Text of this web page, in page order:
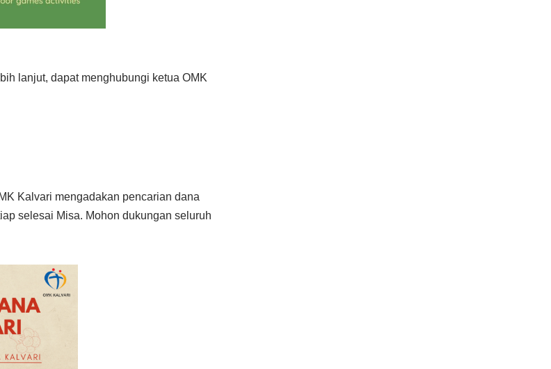
lanjut, dapat menghubungi ketua OMK
Kalvari mengadakan pencarian dana
selesai Misa. Mohon dukungan seluruh